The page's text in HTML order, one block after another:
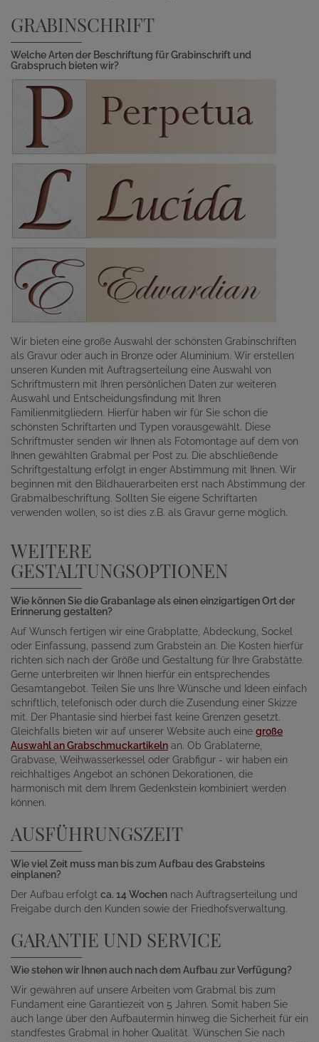
GRABINSCHRIFT
Welche Arten der Beschriftung für Grabinschrift und
Grabspruch bieten wir?
Wir bieten eine große Auswahl der schönsten Grabinschriften
als Gravur oder auch in Bronze oder Aluminium. Wir erstellen
unseren Kunden mit Auftragserteilung eine Auswahl von
Schriftmustern mit Ihren persönlichen Daten zur weiteren
Auswahl und Entscheidungsfindung mit Ihren
Familienmitgliedern. Hierfür haben wir für Sie schon die
schönsten Schriftarten und Typen vorausgewählt. Diese
Schriftmuster senden wir Ihnen als Fotomontage auf dem von
Ihnen gewählten Grabmal per Post zu. Die abschließende
Schriftgestaltung erfolgt in enger Abstimmung mit Ihnen. Wir
beginnen mit den Bildhauerarbeiten erst nach Abstimmung der
Grabmalbeschriftung. Sollten Sie eigene Schriftarten
verwenden wollen, so ist dies z.B. als Gravur gerne möglich.
WEITERE
GESTALTUNGSOPTIONEN
Wie können Sie die Grabanlage als einen einzigartigen Ort der
Erinnerung gestalten?
Auf Wunsch fertigen wir eine Grabplatte, Abdeckung, Sockel
oder Einfassung, passend zum Grabstein an. Die Kosten hierfür
richten sich nach der Größe und Gestaltung für Ihre Grabstätte.
Gerne unterbreiten wir Ihnen hierfür ein entsprechendes
Gesamtangebot. Teilen Sie uns Ihre Wünsche und Ideen einfach
schriftlich, telefonisch oder durch die Zusendung einer Skizze
mit. Der Phantasie sind hierbei fast keine Grenzen gesetzt.
Gleichfalls bieten wir auf unserer Website auch eine große
Auswahl an Grabschmuckartikeln an. Ob Grablaterne,
Grabvase, Weihwasserkessel oder Grabfigur - wir haben ein
reichhaltiges Angebot an schönen Dekorationen, die
harmonisch mit dem Ihrem Gedenkstein kombiniert werden
können.
AUSFÜHRUNGSZEIT
Wie viel Zeit muss man bis zum Aufbau des Grabsteins
einplanen?
Der Aufbau erfolgt ca. 14 Wochen nach Auftragserteilung und
Freigabe durch den Kunden sowie der Friedhofsverwaltung.
GARANTIE UND SERVICE
Wie stehen wir Ihnen auch nach dem Aufbau zur Verfügung?
Wir gewähren auf unsere Arbeiten vom Grabmal bis zum
Fundament eine Garantiezeit von 5 Jahren. Somit haben Sie
auch lange über den Aufbautermin hinweg die Sicherheit für ein
standfestes Grabmal in hoher Qualität. Wünschen Sie nach